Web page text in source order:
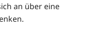
an über eine